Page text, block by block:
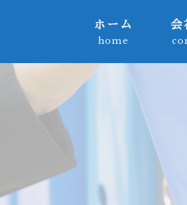
ホーム
home
会